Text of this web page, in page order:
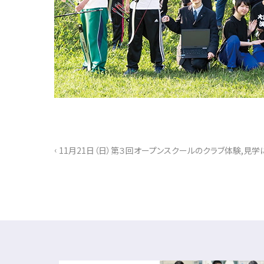
‹ 11月21日（日）第３回オープンスクールのクラブ体験,見学